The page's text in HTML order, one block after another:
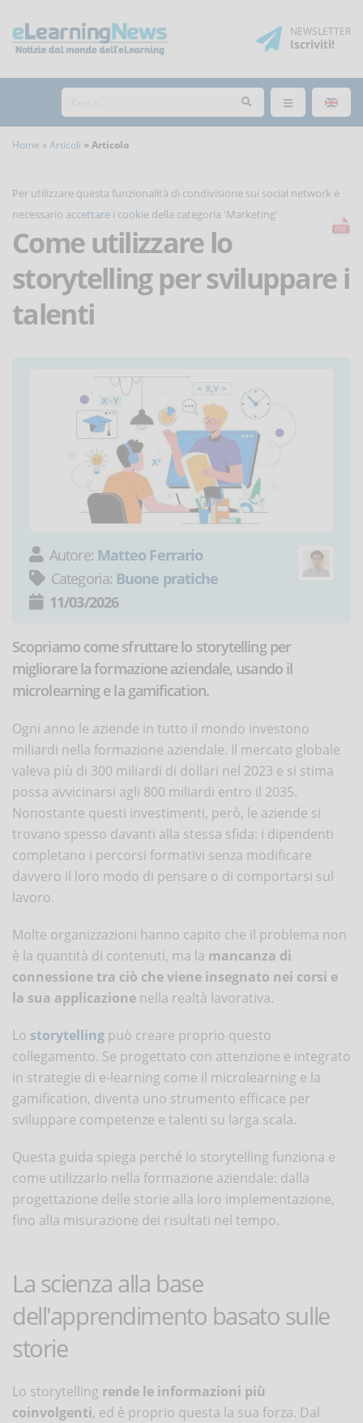
NEWSLETTER
Iscriviti!
Home Articoli Articolo
Per utilizzare questa funzionalità di condivisione sui social network è
necessario accettare i cookie della categoria 'Marketing'
Come utilizzare lo
storytelling per sviluppare i
talenti
Autore: Matteo Ferrario
Categoria: Buone pratiche
11/03/2026
Scopriamo come sfruttare lo storytelling per
migliorare la formazione aziendale, usando il
microlearning e la gamification.
Ogni anno le aziende in tutto il mondo investono
miliardi nella formazione aziendale. Il mercato globale
valeva più di 300 miliardi di dollari nel 2023 e si stima
possa avvicinarsi agli 800 miliardi entro il 2035.
Nonostante questi investimenti, però, le aziende si
trovano spesso davanti alla stessa sfida: i dipendenti
completano i percorsi formativi senza modificare
davvero il loro modo di pensare o di comportarsi sul
lavoro.
Molte organizzazioni hanno capito che il problema non
è la quantità di contenuti, ma la mancanza di
connessione tra ciò che viene insegnato nei corsi e
la sua applicazione nella realtà lavorativa.
Lo storytelling può creare proprio questo
collegamento. Se progettato con attenzione e integrato
in strategie di e-learning come il microlearning e la
gamification, diventa uno strumento efficace per
sviluppare competenze e talenti su larga scala.
Questa guida spiega perché lo storytelling funziona e
come utilizzarlo nella formazione aziendale: dalla
progettazione delle storie alla loro implementazione,
fino alla misurazione dei risultati nel tempo.
La scienza alla base
dell'apprendimento basato sulle
storie
Lo storytelling rende le informazioni più
coinvolgenti, ed è proprio questa la sua forza. Dal